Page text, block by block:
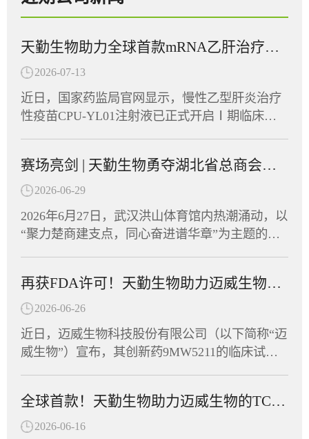
天勤生物助力全球首款mRNA乙肝治疗性疫苗在多国获批临床
2026-07-13
近日，国家药监局官网显示，慢性乙型肝炎治疗
性疫苗CPU-YL01注射液已正式开启Ⅰ期临床试
用前景。CPU-YL01注射液由江苏创源生命科技
有限公司与中国药科大学共同开发，是全球首款
物武汉分公司为该项目提供了全套非临床毒理学
研究和药代动力学研究服务，助力这一创新药物
从实验室加速走向临床。CPU-YL01：突破性机
制，有望实现功能性治愈CPU-YL01注射液是一
苗，包含编码HBsAg、Pre-S1-Fc融合蛋白的mRN
A序列，经脂质纳米颗粒（LNP）包裹构建递送
系统。其作用机制独特，可激活多种胞内病原相
诱导针对病原体的获得性免疫应答。非临床研究
显示，该疫苗能有效诱导HBV模型小鼠产生HBs
赛场亮剑 | 天勤生物勇夺湖北省总商会首届运动会“团结协作奖”
2026-06-29
2026年6月27日，武汉洪山体育馆内热潮涌动，以
“聚力楚商建支点，同心奋进谱华章”为主题的湖
动会开幕，省委统战部副部长、省工商联党组书
记庄光明致辞，省工商联（总商会）领导班子成
同见证这一展现湖北民营经济蓬勃朝气的高光时
刻。作为湖北省工商联副会长单位，天勤生物积
极响应号召，由董事长任习东亲自带队，组织员
工代表队踊跃参赛，与全省62支民营企业及商协
味两大板块中切磋技艺、以赛会友。赛场上，天
再获FDA许可！天勤生物助力迈威生物创新药9MW5211获批临床
2026-06-26
近日，迈威生物科技股份有限公司（以下简称“迈
威生物”）宣布，其创新药9MW5211的临床试验
究。这是该靶点全球首个进入临床阶段的候选药
物，也意味着中国创新抗体在自身免疫疾病领域
全球首款！天勤生物助力迈威生物的TCE双抗获FDA临床许可
2026-06-16